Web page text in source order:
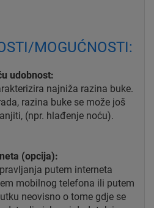
MOGUĆNOSTI:
udobnost:
najniža razina buke.
razina buke se može još
(npr. hlađenje noću).
(opcija):
putem interneta
mobilnog telefona ili putem
neovisno o tome gdje se